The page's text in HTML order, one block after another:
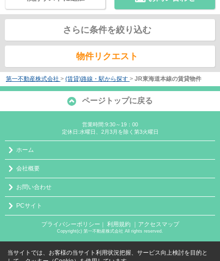
さらに条件を絞り込む
物件リクエスト
第一不動産株式会社 > (賃貸)路線・駅から探す > JR東海道本線の賃貸物件
ページトップに戻る
営業時間:9:30～19：00
定休日:水曜日、2月3月を除く第3火曜日
ホーム
会社概要
お問い合わせ
PCサイト
プライバシーポリシー ｜ 利用規約 ｜アクセスマップ
Copyright(c) 第一不動産株式会社 All rights reserved.
当サイトでは、お客様の当サイト利用状況把握、サービス向上検討を目的と